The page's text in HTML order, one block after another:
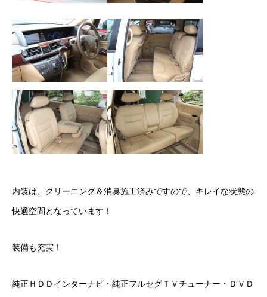
整備・修理
各種手続
保険
お問い合わせ プライバシーポリシー
内装は、クリーニング＆消臭施工済みですので、キレイな状態の
快適空間となっています！
装備も充実！
純正ＨＤＤインターナビ・純正フルセグＴＶチューナー・ＤＶＤ